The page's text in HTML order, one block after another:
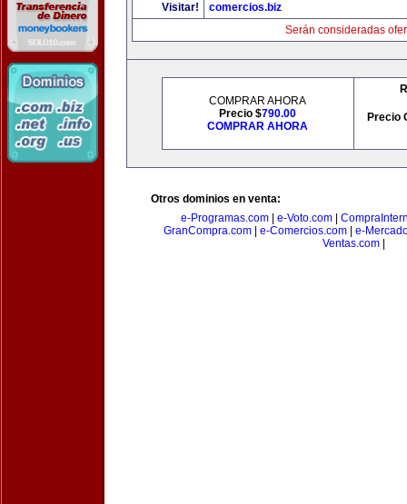
Visitar!
comercios.biz
Serán consideradas
COMPRAR AHORA
Precio $790.00
COMPRAR AHORA
Precio
Otros dominios en venta:
e-Programas.com
e-Voto.com
GranCompra.com
e-Comercios.com
e-
Ventas.com|